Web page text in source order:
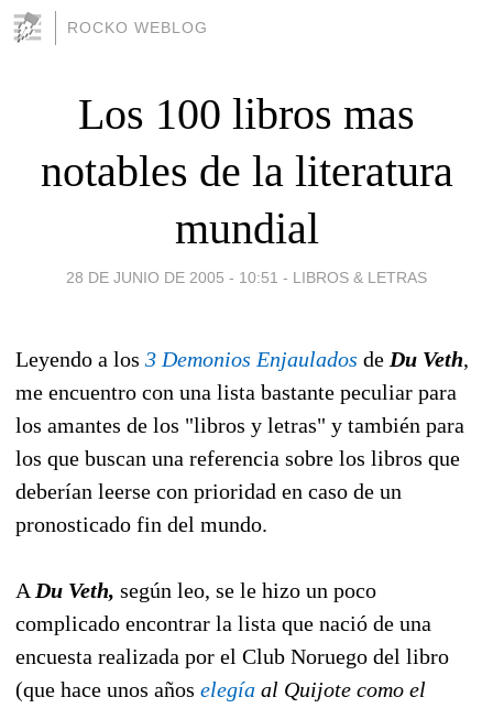
ROCKO WEBLOG
Los 100 libros mas
notables de la literatura
mundial
28 DE JUNIO DE 2005 - 10:51 - LIBROS & LETRAS
Leyendo a los 3 Demonios Enjaulados de Du Veth,
me encuentro con una lista bastante peculiar para
los amantes de los "libros y letras" y también para
los que buscan una referencia sobre los libros que
deberían leerse con prioridad en caso de un
pronosticado fin del mundo.
A Du Veth, según leo, se le hizo un poco
complicado encontrar la lista que nació de una
encuesta realizada por el Club Noruego del libro
(que hace unos años elegía al Quijote como el